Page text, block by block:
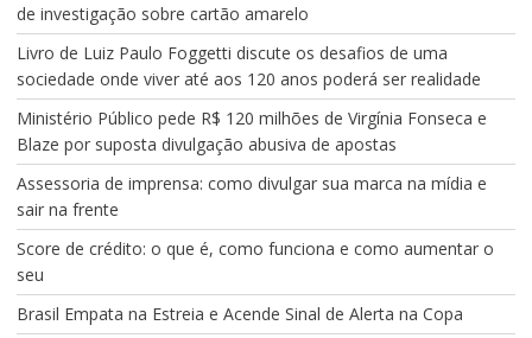
de investigação sobre cartão amarelo
Livro de Luiz Paulo Foggetti discute os desafios de uma
sociedade onde viver até aos 120 anos poderá ser realidade
Ministério Público pede R$ 120 milhões de Virgínia Fonseca e
Blaze por suposta divulgação abusiva de apostas
Assessoria de imprensa: como divulgar sua marca na mídia e
sair na frente
Score de crédito: o que é, como funciona e como aumentar o
seu
Brasil Empata na Estreia e Acende Sinal de Alerta na Copa